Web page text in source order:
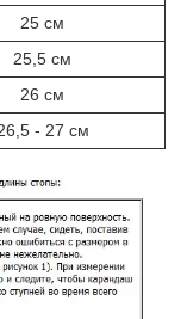
25 см
25,5 см
26 см
- 27 см